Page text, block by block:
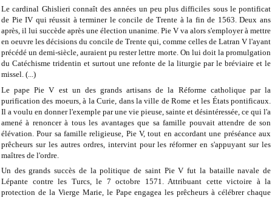
Le cardinal Ghislieri connaît des années un peu plus difficiles sous le pontificat
de Pie IV qui réussit à terminer le concile de Trente à la fin de 1563. Deux ans
après, il lui succède après une élection unanime. Pie V va alors s'employer à mettre
en oeuvre les décisions du concile de Trente qui, comme celles de Latran V l'ayant
précédé un demi-siècle, auraient pu rester lettre morte. On lui doit la promulgation
du Catéchisme tridentin et surtout une refonte de la liturgie par le bréviaire et le
missel. (...)
Le pape Pie V est un des grands artisans de la Réforme catholique par la
purification des moeurs, à la Curie, dans la ville de Rome et les États pontificaux.
Il a voulu en donner l'exemple par une vie pieuse, sainte et désintéressée, ce qui l'a
amené à renoncer à tous les avantages que sa famille pouvait attendre de son
élévation. Pour sa famille religieuse, Pie V, tout en accordant une préséance aux
prêcheurs sur les autres ordres, intervint pour les réformer en s'appuyant sur les
maîtres de l'ordre.
Un des grands succès de la politique de saint Pie V fut la bataille navale de
Lépante contre les Turcs, le 7 octobre 1571. Attribuant cette victoire à la
protection de la Vierge Marie, le Pape engagea les prêcheurs à célébrer chaque